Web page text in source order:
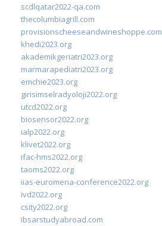
scdlqatar2022-qa.com
thecolumbiagrill.com
provisionscheeseandwineshoppe.com
khedi2023.org
akademikgeriatri2023.org
marmarapediatri2023.org
emchie2023.org
girisimselradyoloji2022.org
utcd2022.org
biosensor2022.org
ialp2022.org
klivet2022.org
ifac-hms2022.org
taoms2022.org
iias-euromena-conference2022.org
ivd2022.org
csity2022.org
ibsarstudyabroad.com